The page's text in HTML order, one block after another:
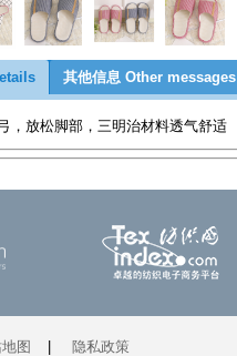
其他信息 Other messages
，放松脚部，三明治材料透气舒适
图 隐私政策